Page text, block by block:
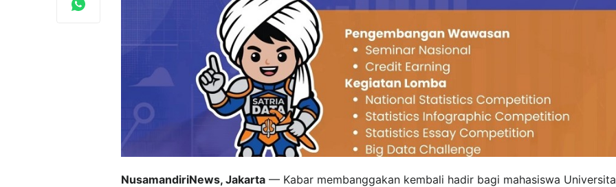
NusamandiriNews, Jakarta — Kabar membanggakan kembali hadir bagi mahasiswa